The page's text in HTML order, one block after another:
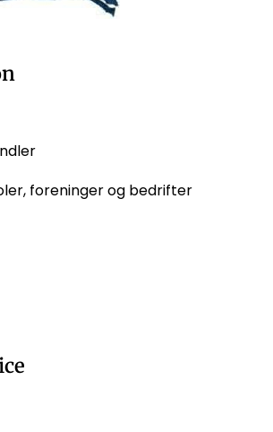
foreninger og bedrifter